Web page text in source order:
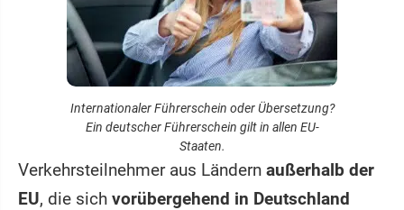
Internationaler Führerschein oder Übersetzung?
Ein deutscher Führerschein gilt in allen EU-
Staaten.
Verkehrsteilnehmer aus Ländern außerhalb der
EU, die sich vorübergehend in Deutschland